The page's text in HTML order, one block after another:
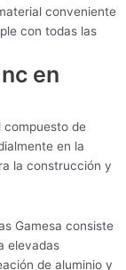
conveniente
con todas las
en
compuesto de
en la
la construcción y
Gamesa consiste
elevadas
de aluminio y